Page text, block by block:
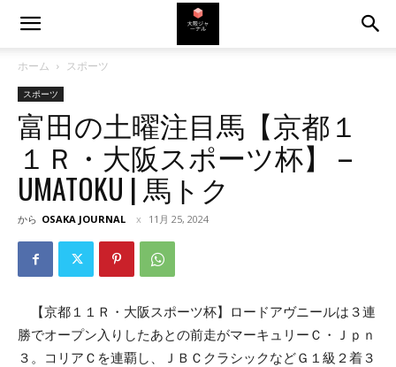
ホーム スポーツ
スポーツ
富田の土曜注目馬【京都１
１Ｒ・大阪スポーツ杯】 –
UMATOKU | 馬トク
から OSAKA JOURNAL 11月 25, 2024
【京都１１Ｒ・大阪スポーツ杯】ロードアヴニールは３連
勝でオープン入りしたあとの前走がマーキュリーＣ・Ｊｐｎ
３。コリアＣを連覇し、ＪＢＣクラシックなどＧ１級２着３